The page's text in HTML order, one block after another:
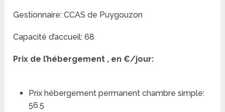
Gestionnaire: CCAS de Puygouzon
Capacité d’accueil: 68
Prix de l’hébergement , en €/jour:
Prix hébergement permanent chambre simple:
56.5